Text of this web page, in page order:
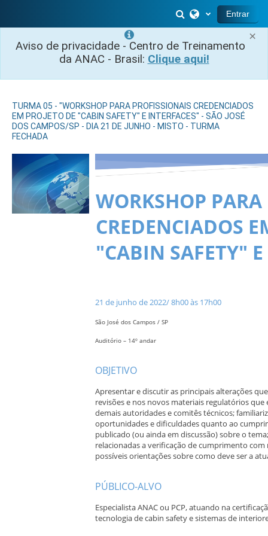
×
Aviso de privacidade - Centro de Treinamento
da ANAC - Brasil: Clique aqui!
Alternar entrada
Entrar
TURMA 05 - "WORKSHOP PARA PROFISSIONAIS CREDENCIADOS
EM PROJETO DE "CABIN SAFETY" E INTERFACES" - SÃO JOSÉ
DOS CAMPOS/SP - DIA 21 DE JUNHO - MISTO - TURMA
FECHADA
WORKSHOP
CREDENCIADOS
"CABIN SAFETY"
21 de junho de 2022/ 8h00 às 17h00
São José dos Campos / SP
Auditório – 14º andar
OBJETIVO
Apresentar e discutir as principais alterações
revisões e nos novos materiais regulatórios que
demais autoridades e comitês técnicos;
oportunidades e dificuldades quanto ao
publicado (ou ainda em discussão) sobre o
relacionadas a verificação de cumprimento com
possíveis orientações sobre como deve ser a
PÚBLICO-ALVO
Especialista ANAC ou PCP, atuando na
tecnologia de cabin safety e sistemas de